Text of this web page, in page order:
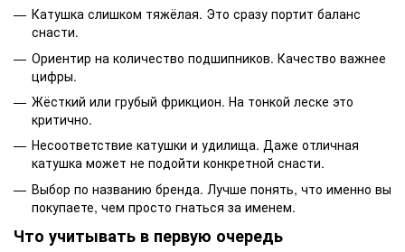
Катушка слишком тяжёлая. Это сразу портит баланс
снасти.
Ориентир на количество подшипников. Качество важнее
цифры.
Жёсткий или грубый фрикцион. На тонкой леске это
критично.
Несоответствие катушки и удилища. Даже отличная
катушка может не подойти конкретной снасти.
Выбор по названию бренда. Лучше понять, что именно вы
покупаете, чем просто гнаться за именем.
Что учитывать в первую очередь